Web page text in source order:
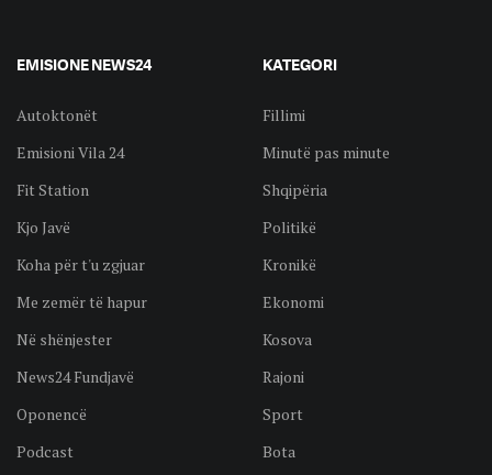
EMISIONE NEWS24
Autoktonët
Emisioni Vila 24
Fit Station
Kjo Javë
Koha për t'u zgjuar
Me zemër të hapur
Në shënjester
News24 Fundjavë
Oponencë
Podcast
KATEGORI
Fillimi
Minutë pas minute
Shqipëria
Politikë
Kronikë
Ekonomi
Kosova
Rajoni
Sport
Bota